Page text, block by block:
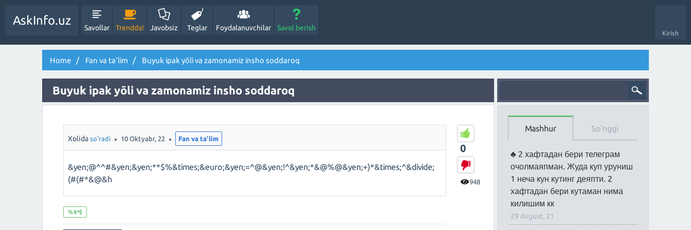
Kirish
AskInfo.uz
Savollar Trendda! Javobsiz Teglar Foydalanuvchilar Savol berish
Home Fan va ta'lim Buyuk ipak yõli va zamonamiz insho soddaroq
Buyuk ipak yõli va zamonamiz insho soddaroq
0
948
Xolida so'radi 10 Oktyabr, 22 Fan va ta'lim
&yen;@^^#&yen;&yen;**$%&times;&euro;&yen;=^@&yen;!^&yen;*&@%@&yen;+)*&times;^&divide;
(#(#*&@&h
%¥^$
Mashhur So'nggi
2 хафтадан бери телеграм
очолмаяпман. Жуда куп уруниш
1 неча кун кутинг деяпти. 2
хафтадан бери кутаман нима
килишим кк
29 Avgust, 21